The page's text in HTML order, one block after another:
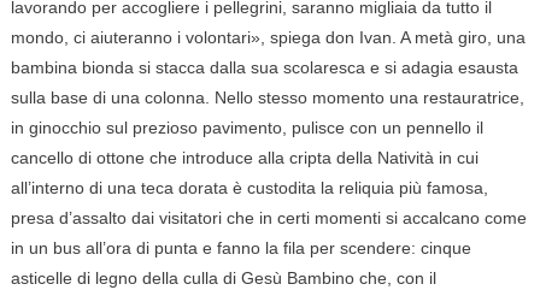
lavorando per accogliere i pellegrini, saranno migliaia da tutto il
mondo, ci aiuteranno i volontari», spiega don Ivan. A metà giro, una
bambina bionda si stacca dalla sua scolaresca e si adagia esausta
sulla base di una colonna. Nello stesso momento una restauratrice,
in ginocchio sul prezioso pavimento, pulisce con un pennello il
cancello di ottone che introduce alla cripta della Natività in cui
all’interno di una teca dorata è custodita la reliquia più famosa,
presa d’assalto dai visitatori che in certi momenti si accalcano come
in un bus all’ora di punta e fanno la fila per scendere: cinque
asticelle di legno della culla di Gesù Bambino che, con il